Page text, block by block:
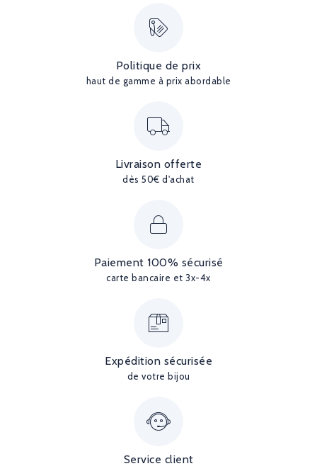
Politique de prix
haut de gamme à prix abordable
Livraison offerte
dès 50€ d'achat
Paiement 100% sécurisé
carte bancaire et 3x-4x
Expédition sécurisée
de votre bijou
Service client